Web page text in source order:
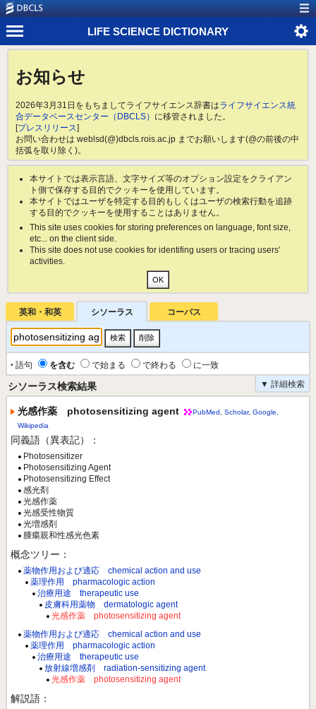
LIFE SCIENCE DICTIONARY
お知らせ
2026年3月31日をもちましてライフサイエンス辞書はライフサイエンス統
合データベースセンター（DBCLS） に移管されました。
[プレスリリース]
お問い合わせは weblsd(@)dbcls.rois.ac.jp までお願いします(@の前後の中
括弧を取り除く)。
本サイトでは表示言語、文字サイズ等のオプション設定をクライアン
ト側で保存する目的でクッキーを使用しています。
本サイトではユーザを特定する目的もしくはユーザの検索行動を追跡
する目的でクッキーを使用することはありません。
This site uses cookies for storing preferences on language, font size,
etc... on the client side.
This site does not use cookies for identifing users or tracing users'
activities.
英和・和英 シソーラス コーパス
‣ 語句 を含む で始まる で終わる
に一致
▼ 詳細検索
シソーラス検索結果
光感作薬 photosensitizing agent PubMed Scholar, Google
Wikipedia
同義語（異表記）：
Photosensitizer
Photosensitizing Agent
Photosensitizing Effect
感光剤
光感作薬
光感受性物質
光増感剤
腫瘍親和性感光色素
概念ツリー：
薬物作用および適応 chemical action and use
薬理作用 pharmacologic action
治療用途 therapeutic use
皮膚科用薬物 dermatologic agent
光感作薬 photosensitizing agent
薬物作用および適応 chemical action and use
薬理作用 pharmacologic action
治療用途 therapeutic use
放射線増感剤 radiation-sensitizing agent
光感作薬 photosensitizing agent
解説語：